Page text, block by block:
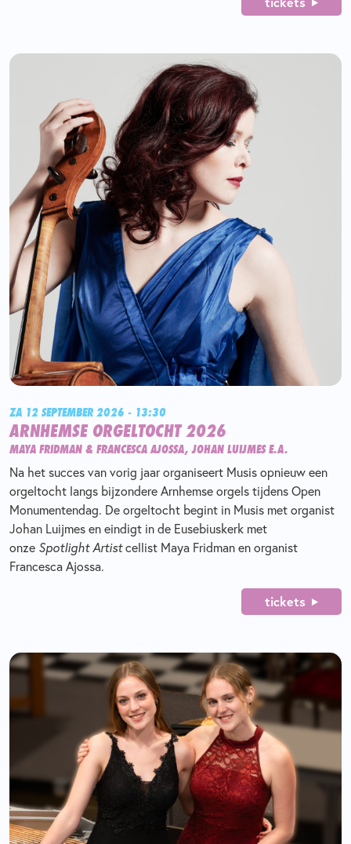
ZA 12 SEPTEMBER 2026 - 13:30
ARNHEMSE ORGELTOCHT 2026
MAYA FRIDMAN & FRANCESCA AJOSSA, JOHAN LUIJMES E.A.
Na het succes van vorig jaar organiseert Musis opnieuw een
orgeltocht langs bijzondere Arnhemse orgels tijdens Open
Monumentendag. De orgeltocht begint in Musis met organist
Johan Luijmes en eindigt in de Eusebiuskerk met
onze Spotlight Artistcellist Maya Fridman en organist
Francesca Ajossa.
tickets